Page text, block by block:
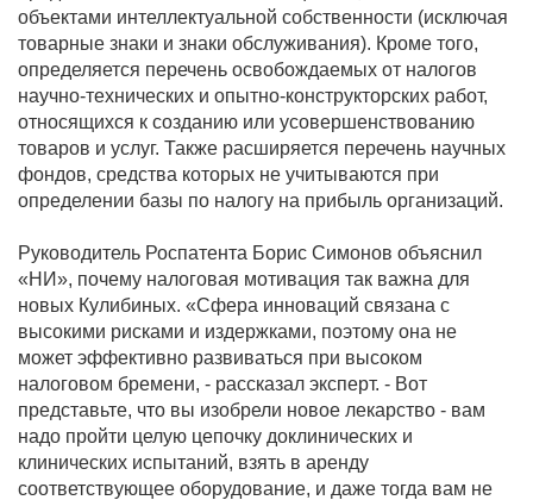
объектами интеллектуальной собственности (исключая
товарные знаки и знаки обслуживания). Кроме того,
определяется перечень освобождаемых от налогов
научно-технических и опытно-конструкторских работ,
относящихся к созданию или усовершенствованию
товаров и услуг. Также расширяется перечень научных
фондов, средства которых не учитываются при
определении базы по налогу на прибыль организаций.
Руководитель Роспатента Борис Симонов объяснил
«НИ», почему налоговая мотивация так важна для
новых Кулибиных. «Сфера инноваций связана с
высокими рисками и издержками, поэтому она не
может эффективно развиваться при высоком
налоговом бремени, - рассказал эксперт. - Вот
представьте, что вы изобрели новое лекарство - вам
надо пройти целую цепочку доклинических и
клинических испытаний, взять в аренду
соответствующее оборудование, и даже тогда вам не